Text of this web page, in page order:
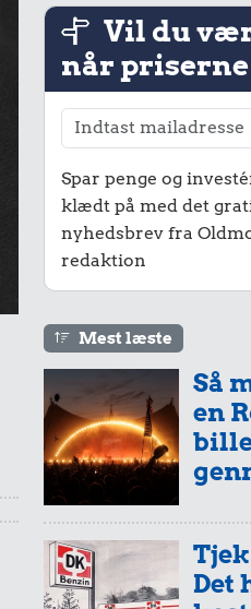
Vil du
når
Spar penge og
klædt på med det
nyhedsbrev fra
redaktion
Mest læste
Så
en
Det